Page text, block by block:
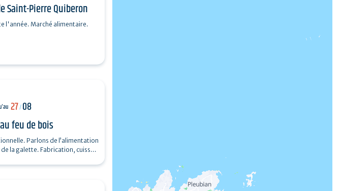
Saint-Pierre Quiberon
l'année. Marché alimentaire.
27/08
feu de bois
Parlons de l’alimentation
la galette. Fabrication, cuisson